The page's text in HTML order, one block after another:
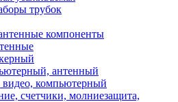
трубок
компоненты
антенный
компьютерный
счетчики, молниезащита,